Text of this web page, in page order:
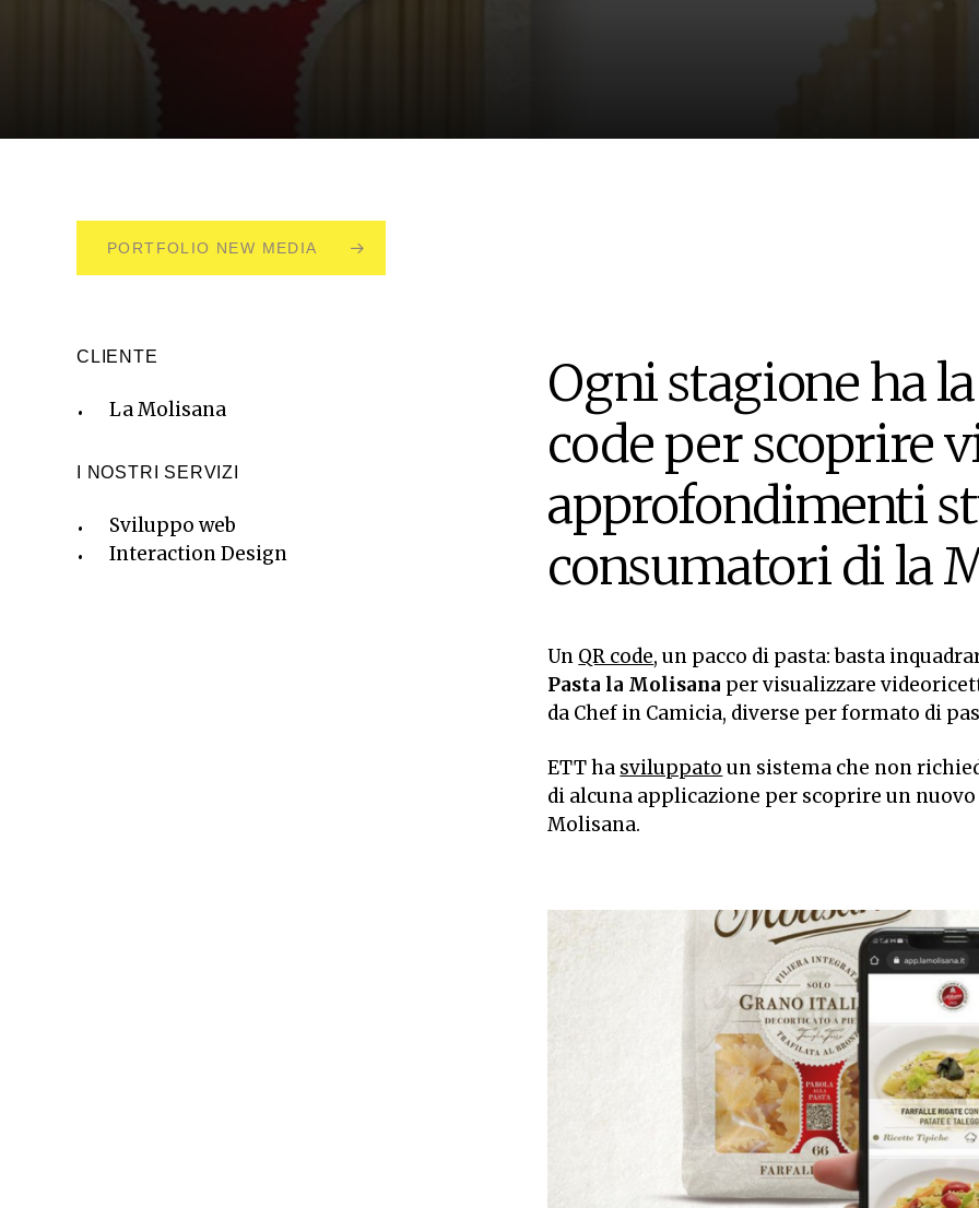
PORTFOLIO NEW MEDIA
CLIENTE
La Molisana
I NOSTRI SERVIZI
Sviluppo web
Interaction Design
Ogni stagione ha
code per scoprire
approfondimenti
consumatori di la
Un QR code, un pacco di pasta: basta
Pasta la Molisana per visualizzare
da Chef in Camicia, diverse per formato di
ETT ha sviluppato un sistema che non
di alcuna applicazione per scoprire un
Molisana.